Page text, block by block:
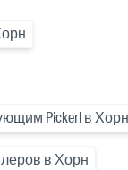
Pickerl в Хорн
в Хорн